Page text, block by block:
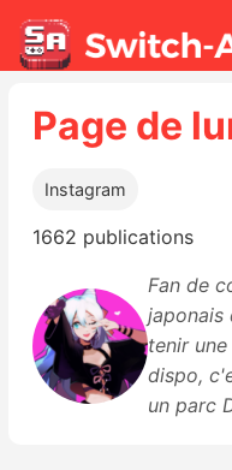
Jeux
Hardware
Mises à jour
Page de
Instagram
1662 publications
Fan de
japonais
tenir une
dispo,
un parc